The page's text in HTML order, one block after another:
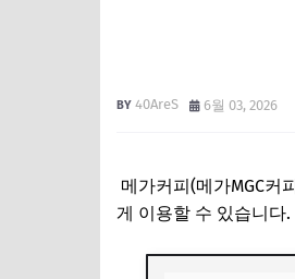
40AreS 6월 03, 2026
메가커피(메가MGC커
게 이용할 수 있습니다